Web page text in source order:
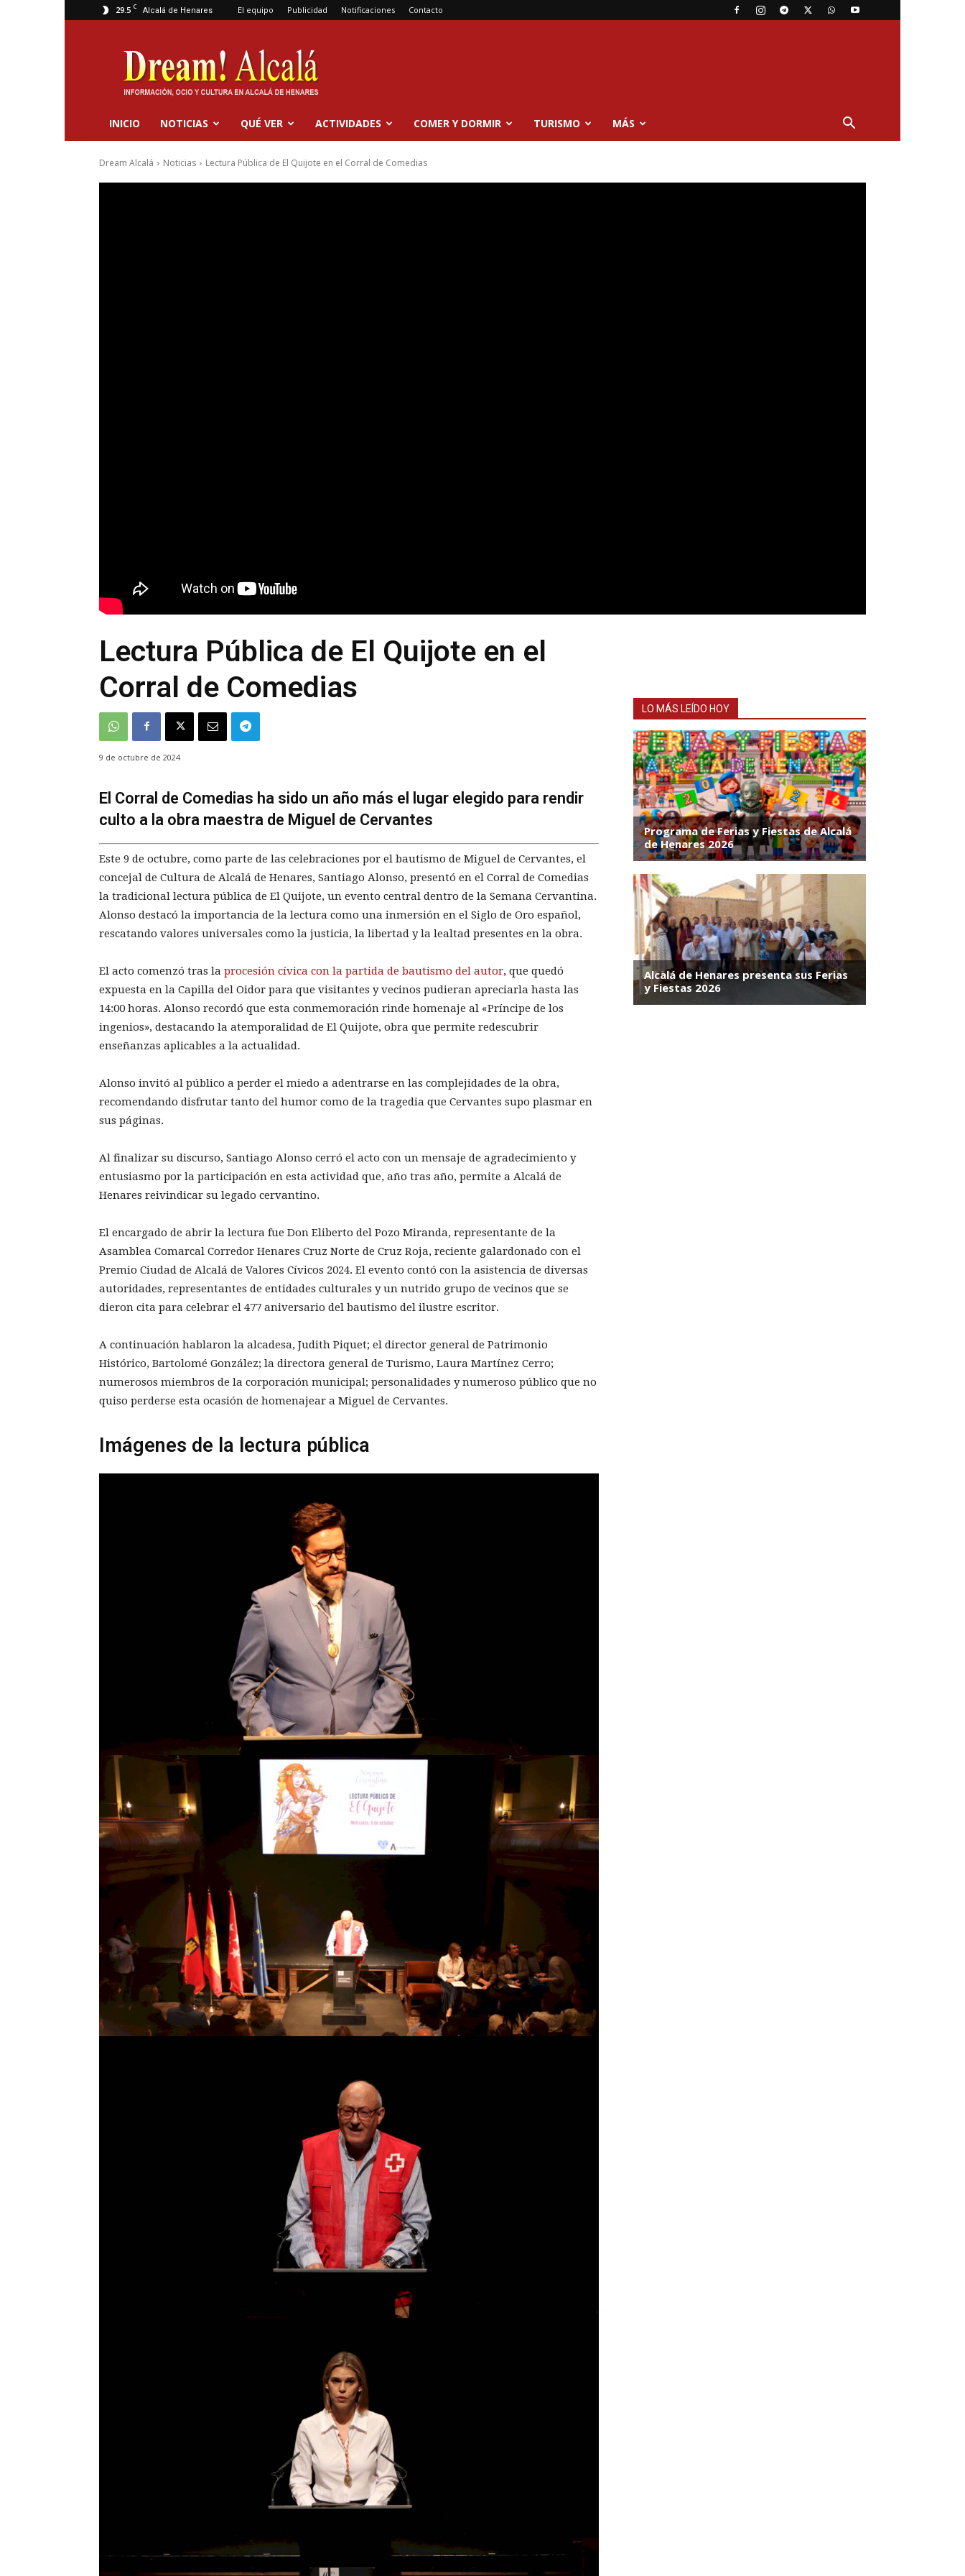
29.5 C Alcalá de Henares El equipo Publicidad Notificaciones Contacto
Dream
Alcalá
INICIO NOTICIAS QUÉ VER ACTIVIDADES COMER Y DORMIR TURISMO MÁS
Dream Alcalá Noticias Lectura Pública de El Quijote en el Corral de Comedias
Lectura Pública de El Quijote en el
Corral de Comedias
9 de octubre de 2024
El Corral de Comedias ha sido un año más el lugar elegido para rendir
culto a la obra maestra de Miguel de Cervantes
Este 9 de octubre, como parte de las celebraciones por el bautismo de Miguel de Cervantes, el
concejal de Cultura de Alcalá de Henares, Santiago Alonso, presentó en el Corral de Comedias
la tradicional lectura pública de El Quijote, un evento central dentro de la Semana Cervantina.
Alonso destacó la importancia de la lectura como una inmersión en el Siglo de Oro español,
rescatando valores universales como la justicia, la libertad y la lealtad presentes en la obra.
El acto comenzó tras la procesión cívica con la partida de bautismo del autor, que quedó
expuesta en la Capilla del Oidor para que visitantes y vecinos pudieran apreciarla hasta las
14:00 horas. Alonso recordó que esta conmemoración rinde homenaje al «Príncipe de los
ingenios», destacando la atemporalidad de El Quijote, obra que permite redescubrir
enseñanzas aplicables a la actualidad.
Alonso invitó al público a perder el miedo a adentrarse en las complejidades de la obra,
recomendando disfrutar tanto del humor como de la tragedia que Cervantes supo plasmar en
sus páginas.
Al finalizar su discurso, Santiago Alonso cerró el acto con un mensaje de agradecimiento y
entusiasmo por la participación en esta actividad que, año tras año, permite a Alcalá de
Henares reivindicar su legado cervantino.
El encargado de abrir la lectura fue Don Eliberto del Pozo Miranda, representante de la
Asamblea Comarcal Corredor Henares Cruz Norte de Cruz Roja, reciente galardonado con el
Premio Ciudad de Alcalá de Valores Cívicos 2024. El evento contó con la asistencia de diversas
autoridades, representantes de entidades culturales y un nutrido grupo de vecinos que se
dieron cita para celebrar el 477 aniversario del bautismo del ilustre escritor.
A continuación hablaron la alcadesa, Judith Piquet; el director general de Patrimonio
Histórico, Bartolomé González; la directora general de Turismo, Laura Martínez Cerro;
numerosos miembros de la corporación municipal; personalidades y numeroso público que no
quiso perderse esta ocasión de homenajear a Miguel de Cervantes.
Imágenes de la lectura pública
LO MÁS LEÍDO HOY